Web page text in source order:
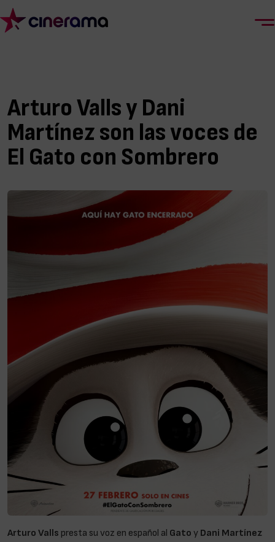
Arturo Valls y Dani
Martínez son las voces de
El Gato con Sombrero
Arturo Valls presta su voz en español al Gato y Dani Martínez